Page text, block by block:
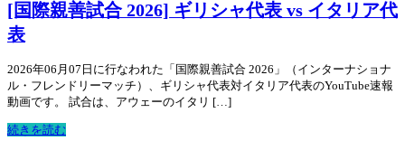
[国際親善試合 2026] ギリシャ代表 vs イタリア代
表
2026年06月07日に行なわれた「国際親善試合 2026」（インターナショナ
ル・フレンドリーマッチ）、ギリシャ代表対イタリア代表のYouTube速報
動画です。 試合は、アウェーのイタリ […]
続きを読む